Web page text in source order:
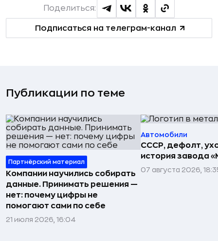
Подписаться на телеграм-канал
Поделиться:
Публикации по теме
Партнёрский материал
Компании научились собирать
данные. Принимать решения —
нет: почему цифры не
помогают сами по себе
21 июля 2026, 16:04
Автомобили
СССР, дефолт,
история завода
07 августа 2026,